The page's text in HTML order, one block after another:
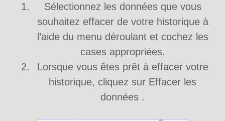
Sélectionnez les données que vous
souhaitez effacer de votre historique à
l’aide du menu déroulant et cochez les
cases appropriées.
Lorsque vous êtes prêt à effacer votre
historique, cliquez sur Effacer les
données .